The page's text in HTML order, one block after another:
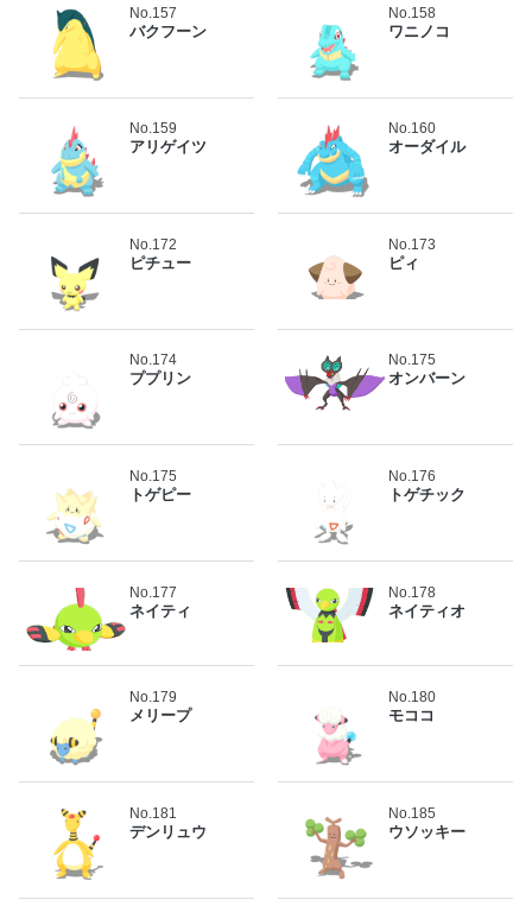
No.157
バクフーン
No.158
ワニノコ
No.159
アリゲイツ
No.160
オーダイル
No.172
ピチュー
No.173
ピィ
No.174
ププリン
No.175
オンバーン
No.175
トゲピー
No.176
トゲチック
No.177
ネイティ
No.178
ネイティオ
No.179
メリープ
No.180
モココ
No.181
デンリュウ
No.185
ウソッキー